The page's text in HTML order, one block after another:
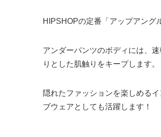
HIPSHOPの定番「アップアング
アンダーパンツのボディには、
りとした肌触りをキープします。
隠れたファッションを楽しめる
ブウェアとしても活躍します！